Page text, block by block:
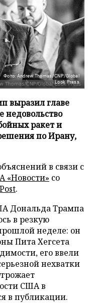
Фото: Andrew Thomas/CNP/Global
Look Press
выразил главе
недовольство
ракет и
по Ирану,
в связи с
«Новости» со
.
Дональда Трампа
в резкую
неделе: он
Пита Хегсета
его ввели
нехватки
США в
в публикации.